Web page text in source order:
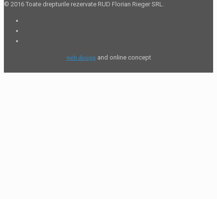
© 2016 Toate drepturile rezervate RUD Florian Rieger SRL.
web design and online concept